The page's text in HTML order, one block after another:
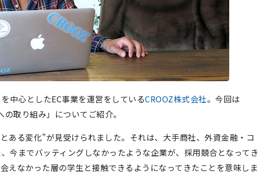
中心としたEC事業を運営をしているCROOZ株式会社。今回は
取り組み」についてご紹介。
ある変化”が見受けられました。それは、大手商社、外資金融・コ
今までバッティングしなかったような企業が、採用競合となってき
えなかった層の学生と接触できるようになってきたことを意味しま